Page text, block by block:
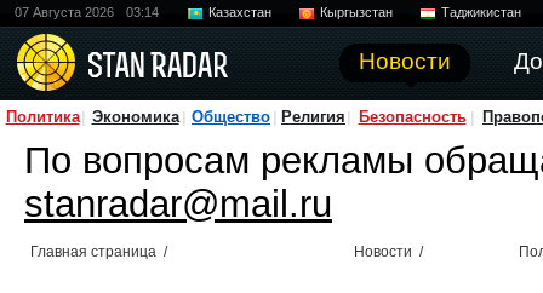
07 Августа 2026 03:14 Казахстан Кыргызстан Таджикистан
Новости
Политика Экономика Общество Религия Безопасность
По вопросам рекламы
stanradar@mail.ru
Главная страница / Новости /